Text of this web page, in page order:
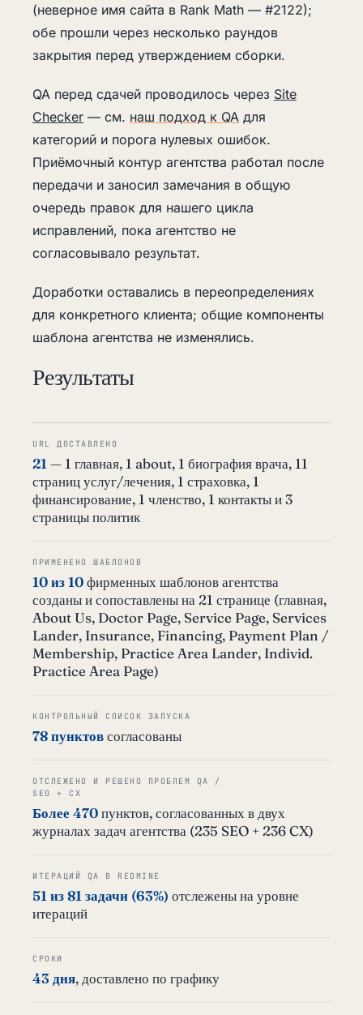
(неверное имя сайта в Rank Math — #2122);
обе прошли через несколько раундов
закрытия перед утверждением сборки.
QA перед сдачей проводилось через Site
Checker — см. наш подход к QA для
категорий и порога нулевых ошибок.
Приёмочный контур агентства работал после
передачи и заносил замечания в общую
очередь правок для нашего цикла
исправлений, пока агентство не
согласовывало результат.
Доработки оставались в переопределениях
для конкретного клиента; общие компоненты
шаблона агентства не изменялись.
Результаты
URL ДОСТАВЛЕНО
21 — 1 главная, 1 about, 1 биография врача, 11
страниц услуг/лечения, 1 страховка, 1
финансирование, 1 членство, 1 контакты и 3
страницы политик
ПРИМЕНЕНО ШАБЛОНОВ
10 из 10фирменных шаблонов агентства
созданы и сопоставлены на 21 странице (главная,
About Us, Doctor Page, Service Page, Services
Lander, Insurance, Financing, Payment Plan /
Membership, Practice Area Lander, Individ.
Practice Area Page)
КОНТРОЛЬНЫЙ СПИСОК ЗАПУСКА
78 пунктовсогласованы
ОТСЛЕЖЕНО И РЕШЕНО ПРОБЛЕМ QA /
SEO + CX
Более 470пунктов, согласованных в двух
журналах задач агентства (235 SEO + 236 CX)
ИТЕРАЦИЙ QA В REDMINE
51 из 81 задачи (63%) отслежены на уровне
итераций
СРОКИ
43 дня, доставлено по графику